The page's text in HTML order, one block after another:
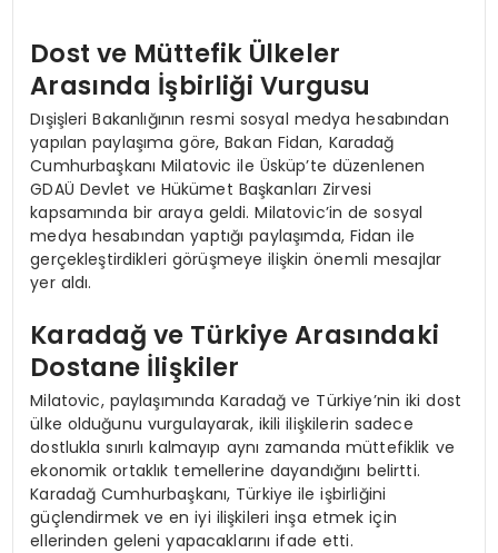
Dost ve Müttefik Ülkeler
Arasında İşbirliği Vurgusu
Dışişleri Bakanlığının resmi sosyal medya hesabından
yapılan paylaşıma göre, Bakan Fidan, Karadağ
Cumhurbaşkanı Milatovic ile Üsküp’te düzenlenen
GDAÜ Devlet ve Hükümet Başkanları Zirvesi
kapsamında bir araya geldi. Milatovic’in de sosyal
medya hesabından yaptığı paylaşımda, Fidan ile
gerçekleştirdikleri görüşmeye ilişkin önemli mesajlar
yer aldı.
Karadağ ve Türkiye Arasındaki
Dostane İlişkiler
Milatovic, paylaşımında Karadağ ve Türkiye’nin iki dost
ülke olduğunu vurgulayarak, ikili ilişkilerin sadece
dostlukla sınırlı kalmayıp aynı zamanda müttefiklik ve
ekonomik ortaklık temellerine dayandığını belirtti.
Karadağ Cumhurbaşkanı, Türkiye ile işbirliğini
güçlendirmek ve en iyi ilişkileri inşa etmek için
ellerinden geleni yapacaklarını ifade etti.